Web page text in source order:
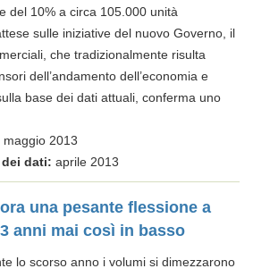
del 10% a circa 105.000 unità
sulle iniziative del nuovo Governo, il
che tradizionalmente risulta
dell’andamento dell’economia e
base dei dati attuali, conferma uno
maggio 2013
dati: aprile 2013
una pesante flessione a
anni mai così in basso
lo scorso anno i volumi si dimezzarono